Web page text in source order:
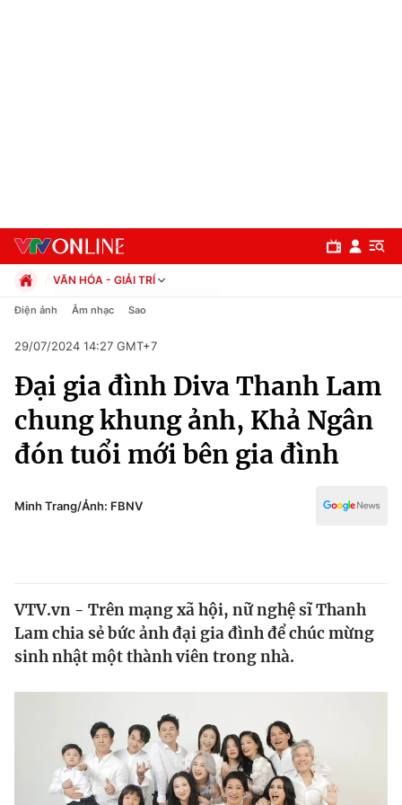
Chuyên mục
Chính trị
Xã hội
Pháp luật
Thế giới
Tin tức
Thế giới đó đây
Câu chuyện quốc tế
Kinh tế
Thị trường
Góc doanh nghiệp
Dữ liệu và đời sống
Truyền hình
VĂN HÓA - GIẢI TRÍ
Chính trị
Pháp luật
Kinh tế
Thể thao
Truyền hình
Văn hóa - Giải trí
Công nghệ
Điện ảnh Âm nhạc Sao
29/07/2024 14:27 GMT+7
Đại gia đình Diva Thanh Lam
chung khung ảnh, Khả Ngân
đón tuổi mới bên gia đình
Minh Trang/Ảnh: FBNV
VTV.vn - Trên mạng xã hội, nữ nghệ sĩ Thanh
Lam chia sẻ bức ảnh đại gia đình để chúc mừng
sinh nhật một thành viên trong nhà.